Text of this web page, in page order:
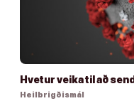
Hvetur veika til að
Heilbrigðismál